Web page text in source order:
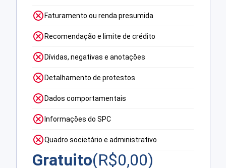
Faturamento ou renda presumida
Recomendação e limite de crédito
Dívidas, negativas e anotações
Detalhamento de protestos
Dados comportamentais
Informações do SPC
Quadro societário e administrativo
Gratuito(R$0,00)